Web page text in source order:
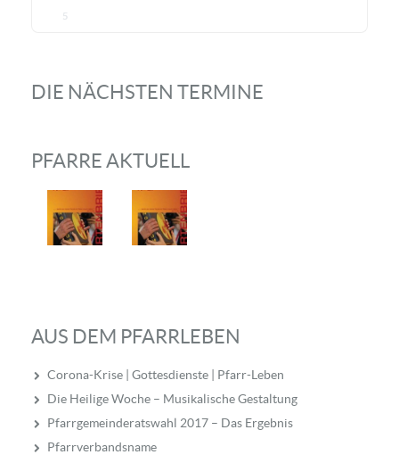
5
DIE NÄCHSTEN TERMINE
PFARRE AKTUELL
AUS DEM PFARRLEBEN
Corona-Krise | Gottesdienste | Pfarr-Leben
Die Heilige Woche – Musikalische Gestaltung
Pfarrgemeinderatswahl 2017 – Das Ergebnis
Pfarrverbandsname